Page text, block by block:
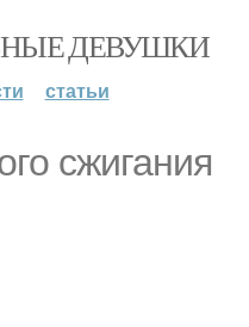
ДЕВУШКИ
статьи
сжигания